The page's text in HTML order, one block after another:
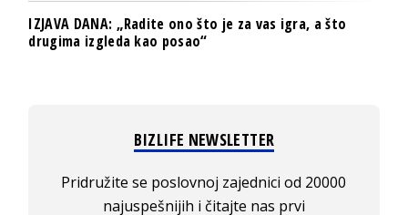
IZJAVA DANA: „Radite ono što je za vas igra, a što
drugima izgleda kao posao“
BIZLIFE NEWSLETTER
Pridružite se poslovnoj zajednici od 20000
najuspešnijih i čitajte nas prvi